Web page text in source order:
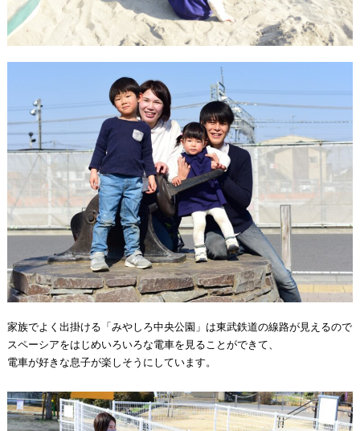
家族でよく出掛ける「みやしろ中央公園」は東武鉄道の線路が見えるので
スペーシアをはじめいろいろな電車を見ることができて、
電車が好きな息子が楽しそうにしています。